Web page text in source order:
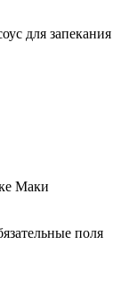
для запекания
Маки
поля